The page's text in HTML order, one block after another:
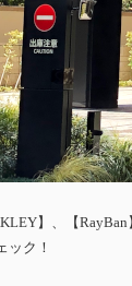
】、【
ック！